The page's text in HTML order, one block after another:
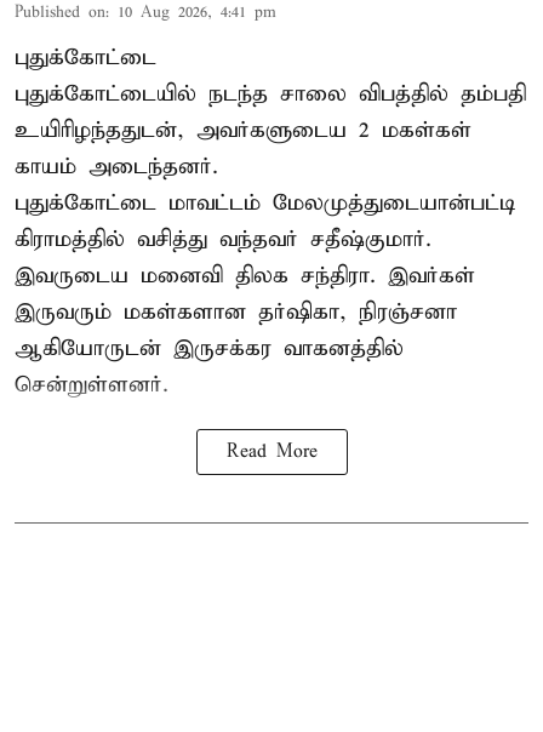
Published on: 10 Aug 2026, 4:41 pm
புதுக்கோட்டை
புதுக்கோட்டையில் நடந்த சாலை விபத்தில் தம்பதி
உயிரிழந்ததுடன், அவர்களுடைய 2 மகள்கள்
காயம் அடைந்தனர்.
புதுக்கோட்டை மாவட்டம் மேலமுத்துடையான்பட்டி
கிராமத்தில் வசித்து வந்தவர் சதீஷ்குமார்.
இவருடைய மனைவி திலக சந்திரா. இவர்கள்
இருவரும் மகள்களான தர்ஷிகா, நிரஞ்சனா
ஆகியோருடன் இருசக்கர வாகனத்தில்
சென்றுள்ளனர்.
Read More